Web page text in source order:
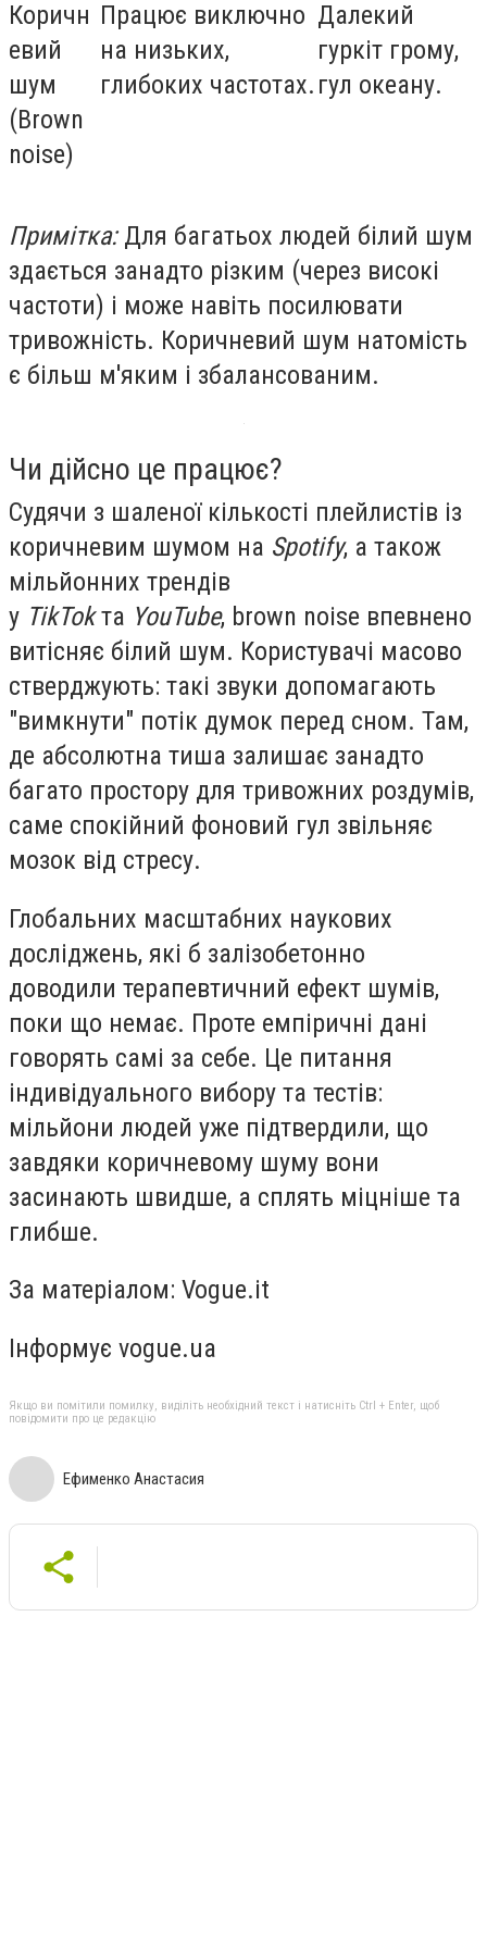
Коричн
евий
шум
(Brown
noise)
Працює виключно
на низьких,
глибоких частотах.
Далекий
гуркіт грому,
гул океану.
Примітка:Для багатьох людей білий шум
здається занадто різким (через високі
частоти) і може навіть посилювати
тривожність. Коричневий шум натомість
є більш м'яким і збалансованим.
Чи дійсно це працює?
Судячи з шаленої кількості плейлистів із
коричневим шумом на Spotify, а також
мільйонних трендів
у TikTokта YouTube, brown noise впевнено
витісняє білий шум. Користувачі масово
стверджують: такі звуки допомагають
"вимкнути" потік думок перед сном. Там,
де абсолютна тиша залишає занадто
багато простору для тривожних роздумів,
саме спокійний фоновий гул звільняє
мозок від стресу.
Глобальних масштабних наукових
досліджень, які б залізобетонно
доводили терапевтичний ефект шумів,
поки що немає. Проте емпіричні дані
говорять самі за себе. Це питання
індивідуального вибору та тестів:
мільйони людей уже підтвердили, що
завдяки коричневому шуму вони
засинають швидше, а сплять міцніше та
глибше.
За матеріалом: Vogue.it
Інформує vogue.ua
Якщо ви помітили помилку, виділіть необхідний текст і натисніть Ctrl + Enter, щоб
повідомити про це редакцію
Ефименко Анастасия